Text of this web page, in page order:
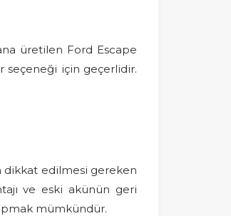
üretilen Ford Escape
seçeneği için geçerlidir.
dikkat edilmesi gereken
ve eski akünün geri
mümkündür.